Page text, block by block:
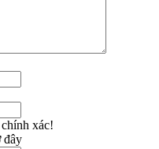
xác!
đây